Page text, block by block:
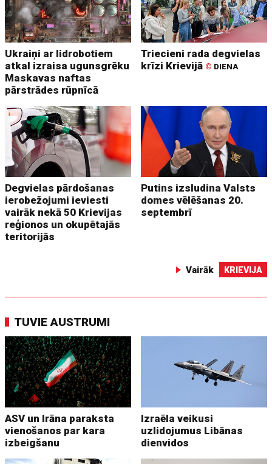
Ukraiņi ar lidrobotiem
atkal izraisa ugunsgrēku
Maskavas naftas
pārstrādes rūpnīcā
Triecieni rada degvielas
krīzi Krievijā © DIENA
Degvielas pārdošanas
ierobežojumi ieviesti
vairāk nekā 50 Krievijas
reģionos un okupētajās
teritorijās
Putins izsludina Valsts
domes vēlēšanas 20.
septembrī
Vairāk KRIEVIJA
TUVIE AUSTRUMI
ASV un Irāna paraksta
vienošanos par kara
izbeigšanu
Izraēla veikusi
uzlidojumus Libānas
dienvidos